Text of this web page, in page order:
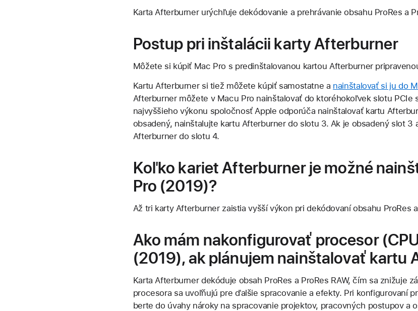
Karta Afterburner urýchľuje dekódovanie a prehrávanie obsahu ProRes a
Postup pri inštalácii karty Afterburner
Môžete si kúpiť Mac Pro s predinštalovanou kartou Afterburner
Kartu Afterburner si tiež môžete kúpiť samostatne a nainštalovať si ju do
Afterburner môžete v Macu Pro nainštalovať do ktoréhokoľvek slotu PCIe
najvyššieho výkonu spoločnosť Apple odporúča nainštalovať kartu
obsadený, nainštalujte kartu Afterburner do slotu 3. Ak je obsadený slot 3
Afterburner do slotu 4.
Koľko kariet Afterburner je možné
Pro (2019)?
Až tri karty Afterburner zaistia vyšší výkon pri dekódovaní obsahu ProRes a
Ako mám nakonfigurovať procesor
(2019), ak plánujem nainštalovať kartu
Karta Afterburner dekóduje obsah ProRes a ProRes RAW, čím sa znižuje
procesora sa uvoľňujú pre ďalšie spracovanie a efekty. Pri konfigurovaní
berte do úvahy nároky na spracovanie projektov, pracovných postupov a